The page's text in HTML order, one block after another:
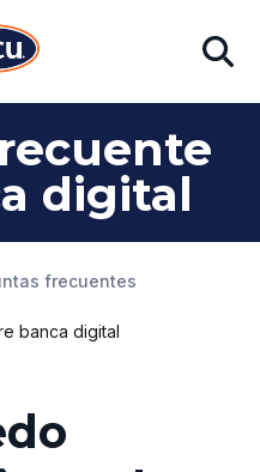
Buscar
digital
frecuentes
banca digital